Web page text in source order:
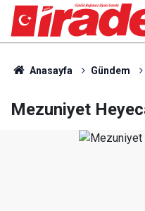
Anasayfa Gündem
Mezuniyet